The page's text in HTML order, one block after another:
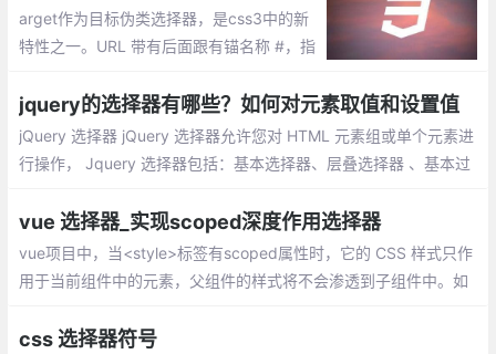
arget作为目标伪类选择器，是css3中的新
特性之一。URL 带有后面跟有锚名称 #，指
素就是目标元素(target element)。:target
选择器可用于选取当前活动的目标元素。
jquery的选择器有哪些？如何对元素取值和设置值
jQuery 选择器 jQuery 选择器允许您对 HTML 元素组或单个元素进
行操作， Jquery 选择器包括：基本选择器、层叠选择器 、基本过
vue 选择器_实现scoped深度作用选择器
vue项目中，当<style>标签有scoped属性时，它的 CSS 样式只作
用于当前组件中的元素，父组件的样式将不会渗透到子组件中。如
子组件
css 选择器符号